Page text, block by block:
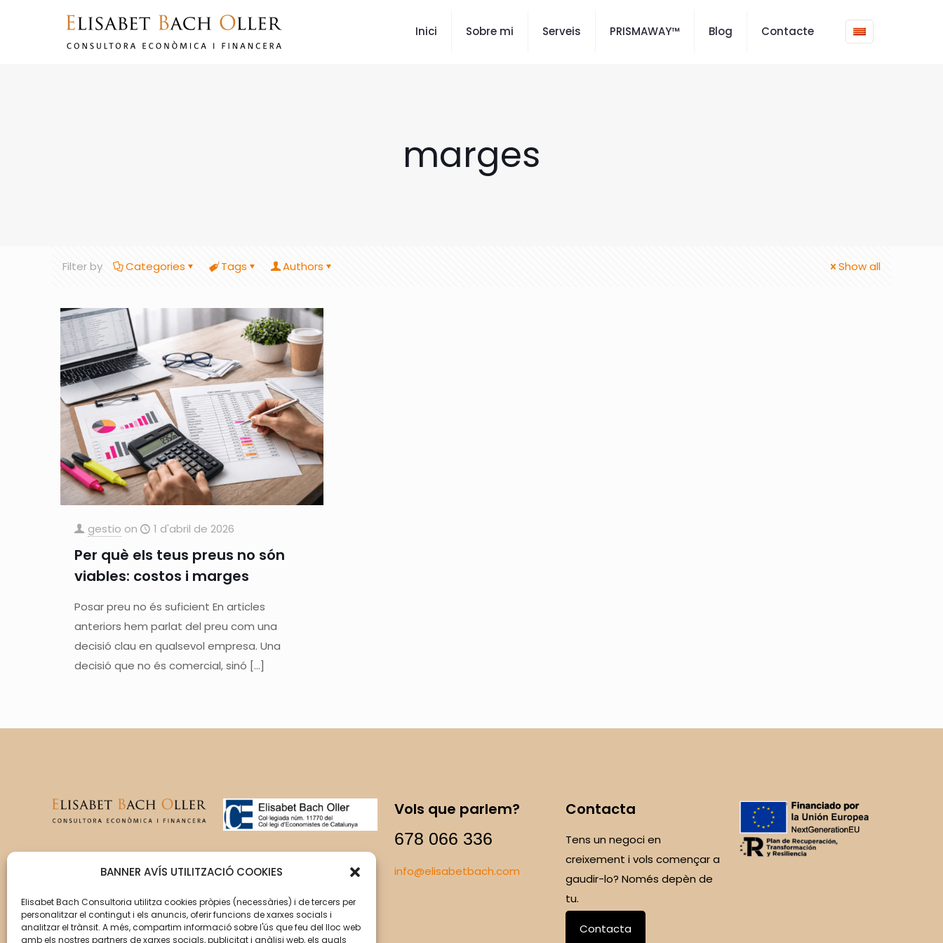
BANNER AVÍS UTILITZACIÓ COOKIES
Elisabet Bach Consultoria utilitza cookies pròpies (necessàries) i de tercers per
personalitzar el contingut i els anuncis, oferir funcions de xarxes socials i
analitzar el trànsit. A més, compartim informació sobre l'ús que feu del lloc web
amb els nostres partners de xarxes socials, publicitat i anàlisi web, els quals
Inici Sobre mi Serveis PRISMAWAY™ Blog Contacte
marges
Filter by Categories Tags Authors Show all
gestio on 1 d'abril de 2026
Per què els teus preus no són
viables: costos i marges
Posar preu no és suficient En articles
anteriors hem parlat del preu com una
decisió clau en qualsevol empresa. Una
decisió que no és comercial, sinó […]
del creixement de la teva
empresa perquè aquesta
assoleixi els seus objectius.
Vols que parlem?
678 066 336
info@elisabetbach.com
Contacta
Tens un negoci en
creixement i vols començar a
gaudir-lo? Només depèn de
tu.
Contacta